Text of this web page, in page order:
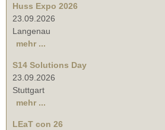
Huss Expo 2026
23.09.2026
Langenau
mehr ...
S14 Solutions Day
23.09.2026
Stuttgart
mehr ...
LEaT con 26